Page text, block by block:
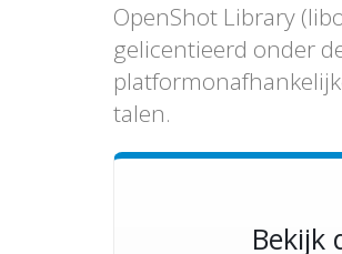
OpenShot Library
gelicentieerd onder
talen.
Bekijk